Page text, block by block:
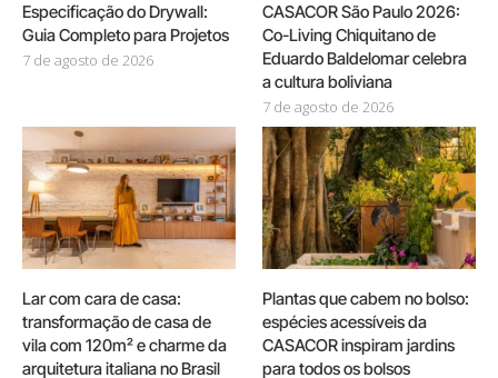
Especificação do Drywall:
Guia Completo para Projetos
7 de agosto de 2026
CASACOR São Paulo 2026:
Co-Living Chiquitano de
Eduardo Baldelomar celebra
a cultura boliviana
7 de agosto de 2026
Lar com cara de casa:
transformação de casa de
vila com 120m² e charme da
arquitetura italiana no Brasil
Plantas que cabem no bolso:
espécies acessíveis da
CASACOR inspiram jardins
para todos os bolsos